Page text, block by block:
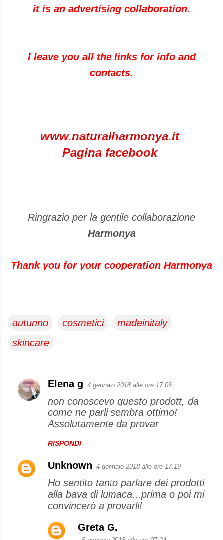
it is an advertising collaboration.
I leave you all the links for info and
contacts.
www.naturalharmonya.it
Pagina facebook
Ringrazio per la gentile collaborazione
Harmonya
Thank you for your cooperation Harmonya
autunno cosmetici
madeinitaly
skincare
C
t
Elena g 4 gennaio 2018 alle ore 17:06
non conoscevo questo prodott, da
come ne parli sembra ottimo!
Assolutamente da provar
RISPONDI
Unknown 4 gennaio 2018 alle ore 17:19
Ho sentito tanto parlare dei prodotti
alla bava di lumaca...prima o poi mi
convincerò a provarli!
Greta G.